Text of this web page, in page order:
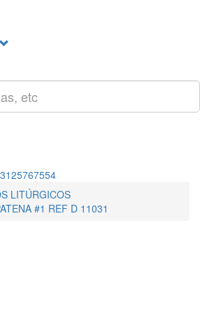
LITÚRGICOS
#1 REF D 11031